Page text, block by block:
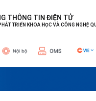
THÔNG TIN ĐIỆN TỬ
TRIỂN KHOA HỌC VÀ CÔNG NGHỆ